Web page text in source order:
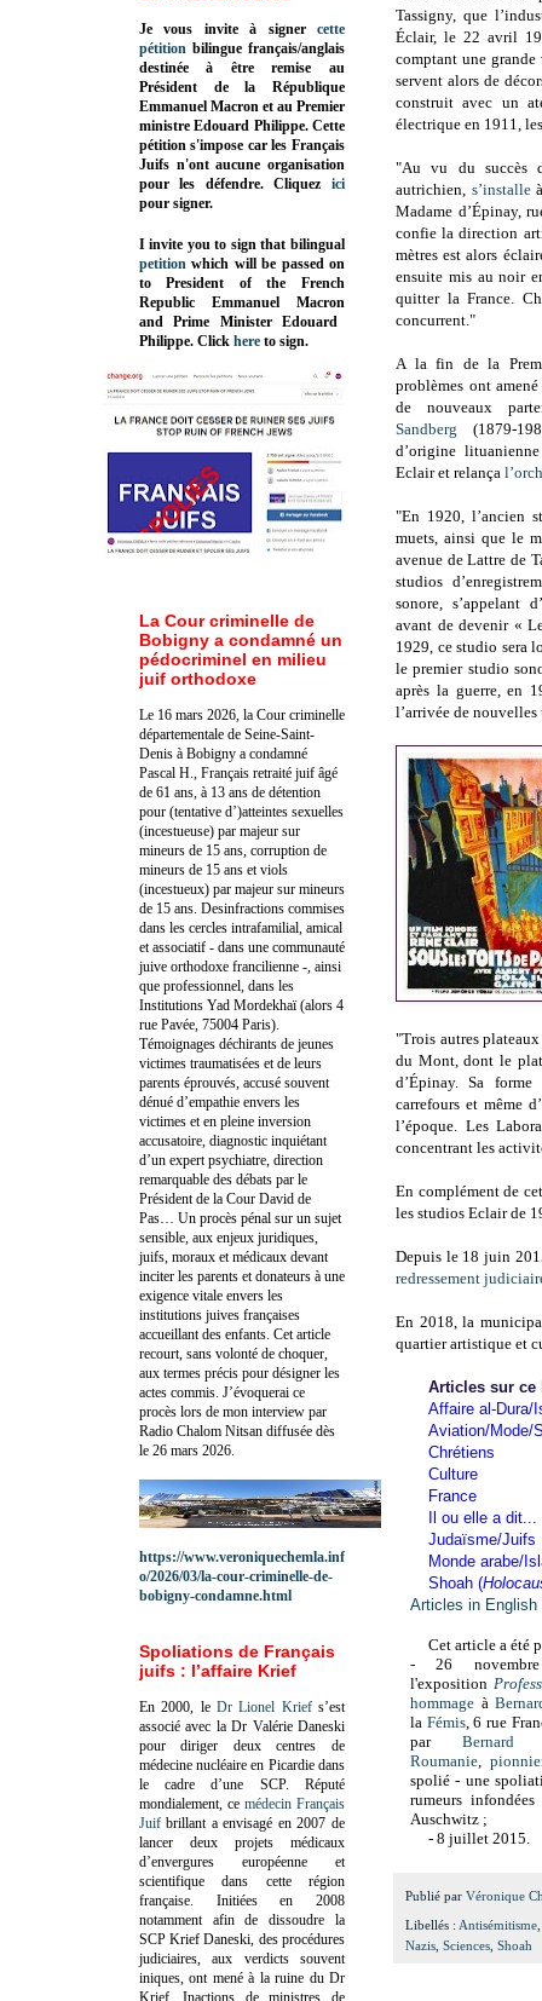
Tassigny, que
Éclair, le 22 avril
comptant une grande
servent alors de
construit avec un
électrique en 1911,
"Au vu du succès
autrichien, s’installeà
Madame d’Épinay,
confie la direction
mètres est alors
ensuite mis au noir
quitter la France.
concurrent."
A la fin de la
problèmes ont
de nouveaux
Sandberg (1879-
d’origine
Eclair et relança
"En 1920, l’ancien
muets, ainsi que le
avenue de Lattre de
studios
sonore, s’appelant
avant de devenir «
1929, ce studio sera
le premier studio
après la guerre, en
l’arrivée de
"Trois autres
du Mont, dont le
d’Épinay. Sa
carrefours et même
l’époque. Les
concentrant les
En complément de
les studios Eclair de
Depuis le 18 juin
redressement
En 2018, la
quartier artistique et
Articles sur ce
Affaire al-Dura/
Aviation/Mode/
Chrétiens
Culture
France
Il ou elle a dit...
Judaïsme/Juifs
Monde arabe/
Shoah (
Articles in English
Cet article a été
-26
l'exposition
hommage à
la Fémis, 6 rue
parBernard
Roumanie,
spolié - une
rumeurs
Auschwitz ;
- 8 juillet 2015.
Publié par Véronique
Libellés : Antisémitisme
Nazis, Sciences, Shoah
Je vous invite à signer cette
pétition bilingue français/anglais
destinée à être remise au
Président de la République
Emmanuel Macron et au Premier
ministre Edouard Philippe. Cette
pétition s'impose car les Français
Juifs n'ont aucune organisation
pour les défendre. Cliquez
ici
pour signer.
I invite you to sign that bilingual
petition which will be passed on
to President of the French
Republic Emmanuel Macron
and Prime MinisterEdouard
Philippe. Click here to sign.
La Cour criminelle de
Bobigny a condamné un
pédocriminel en milieu
juif orthodoxe
Le 16 mars 2026, la Cour criminelle
départementale de Seine-Saint-
Denis à Bobigny a condamné
Pascal H., Français retraité juif âgé
de 61 ans, à 13 ans de détention
pour (tentative d’)atteintes sexuelles
(incestueuse) par majeur sur
mineurs de 15 ans, corruption de
mineurs de 15 ans et viols
(incestueux) par majeur sur mineurs
de 15 ans. Desinfractions commises
dans les cercles intrafamilial, amical
et associatif - dans une communauté
juive orthodoxe francilienne -, ainsi
que professionnel, dans les
Institutions Yad Mordekhaï (alors 4
rue Pavée, 75004 Paris).
Témoignages déchirants de jeunes
victimes traumatisées et de leurs
parents éprouvés, accusé souvent
dénué d’empathie envers les
victimes et en pleine inversion
accusatoire, diagnostic inquiétant
d’un expert psychiatre, direction
remarquable des débats par le
Président de la Cour David de
Pas… Un procès pénal sur un sujet
sensible, aux enjeux juridiques,
juifs, moraux et médicaux devant
inciter les parents et donateurs à une
exigence vitale envers les
institutions juives françaises
accueillant des enfants. Cet article
recourt, sans volonté de choquer,
aux termes précis pour désigner les
actes commis. J’évoquerai ce
procès lors de mon interview par
Radio Chalom Nitsan diffusée dès
le 26 mars 2026.
https://www.veroniquechemla.inf
o/2026/03/la-cour-criminelle-de-
bobigny-condamne.html
Spoliations de Français
juifs : l’affaire Krief
En 2000, le Dr Lionel Kriefs’est
associé avec la Dr Valérie Daneski
pour diriger deux centres de
médecine nucléaire en Picardie dans
le cadre d’une SCP. Réputé
mondialement, ce médecin Français
Juif brillant a envisagé en 2007 de
lancer deux projets médicaux
d’envergures européenne et
scientifique dans cette région
française. Initiées en 2008
notamment afin de dissoudre la
SCP Krief Daneski, des procédures
judiciaires, aux verdicts souvent
iniques, ont mené à la ruine du Dr
Krief.Inactions de ministres de